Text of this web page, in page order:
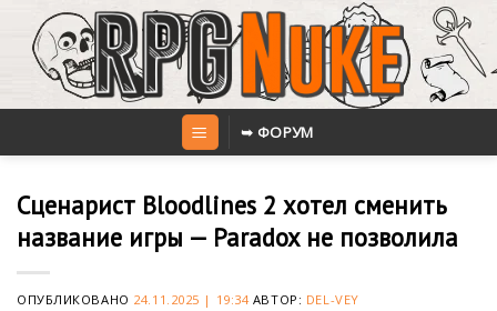
content
➥ ФОРУМ
Сценарист Bloodlines 2 хотел сменить
название игры — Paradox не позволила
ОПУБЛИКОВАНО 24.11.2025 | 19:34АВТОР: DEL-VEY